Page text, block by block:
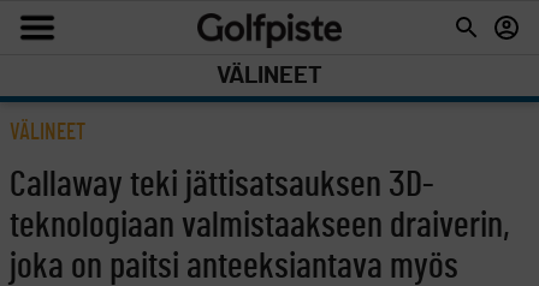
VÄLINEET
VÄLINEET
Callaway teki jättisatsauksen 3D-
teknologiaan valmistaakseen draiverin,
joka on paitsi anteeksiantava myös